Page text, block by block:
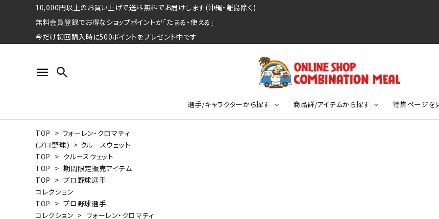
10,000円以上のお買い上げで送料無料でお届けします(沖縄・離島除く)
無料会員登録でお得なショップポイントが「たまる・使える」
今だけ初回購入時に500ポイントをプレゼント中です
menu search
選手/キャラクターから探す
プロ野球選手コレクション
日本プロサッカー選手会シリーズ
水泳競技選手コレクション
商品群/アイテムから探す
Tシャツ
パーカー
期間限定販売アイテム
特集ページを
特集ページ
ウォーレン･クロマティ
特集ページ
競走馬コレクション
TOP > ウォーレン・クロマティ
(プロ野球) > クルースウェット
TOP > クルースウェット
TOP > 期間限定販売アイテム
TOP > プロ野球選手
コレクション
TOP > プロ野球選手
コレクション > ウォーレン・クロマティ